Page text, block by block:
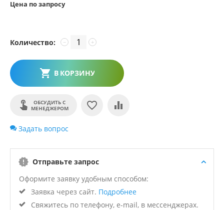
Цена по запросу
Количество: +
−
В КОРЗИНУ
ОБСУДИТЬ С
МЕНЕДЖЕРОМ
Задать вопрос
Отправьте запрос
Оформите заявку удобным способом:
Заявка через сайт. Подробнее
Свяжитесь по телефону, e-mail, в мессенджерах.